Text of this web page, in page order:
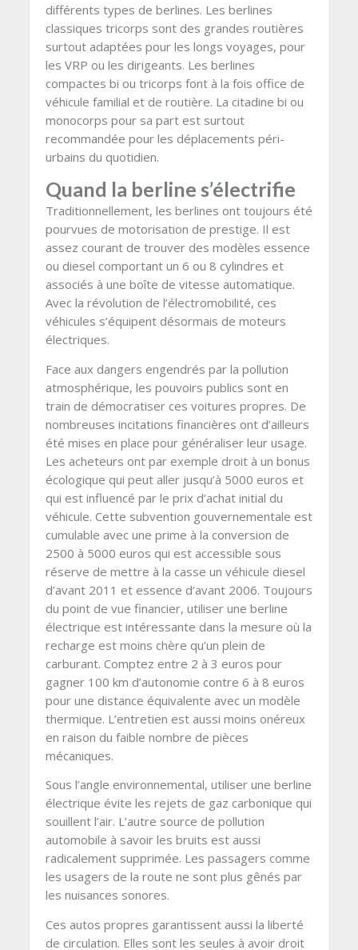
différents types de berlines. Les berlines
classiques tricorps sont des grandes routières
surtout adaptées pour les longs voyages, pour
les VRP ou les dirigeants. Les berlines
compactes bi ou tricorps font à la fois office de
véhicule familial et de routière. La citadine bi ou
monocorps pour sa part est surtout
recommandée pour les déplacements péri-
urbains du quotidien.
Quand la berline s’électrifie
Traditionnellement, les berlines ont toujours été
pourvues de motorisation de prestige. Il est
assez courant de trouver des modèles essence
ou diesel comportant un 6 ou 8 cylindres et
associés à une boîte de vitesse automatique.
Avec la révolution de l’électromobilité, ces
véhicules s’équipent désormais de moteurs
électriques.
Face aux dangers engendrés par la pollution
atmosphérique, les pouvoirs publics sont en
train de démocratiser ces voitures propres. De
nombreuses incitations financières ont d’ailleurs
été mises en place pour généraliser leur usage.
Les acheteurs ont par exemple droit à un bonus
écologique qui peut aller jusqu’à 5000 euros et
qui est influencé par le prix d’achat initial du
véhicule. Cette subvention gouvernementale est
cumulable avec une prime à la conversion de
2500 à 5000 euros qui est accessible sous
réserve de mettre à la casse un véhicule diesel
d’avant 2011 et essence d’avant 2006. Toujours
du point de vue financier, utiliser une berline
électrique est intéressante dans la mesure où la
recharge est moins chère qu’un plein de
carburant. Comptez entre 2 à 3 euros pour
gagner 100 km d’autonomie contre 6 à 8 euros
pour une distance équivalente avec un modèle
thermique. L’entretien est aussi moins onéreux
en raison du faible nombre de pièces
mécaniques.
Sous l’angle environnemental, utiliser une berline
électrique évite les rejets de gaz carbonique qui
souillent l’air. L’autre source de pollution
automobile à savoir les bruits est aussi
radicalement supprimée. Les passagers comme
les usagers de la route ne sont plus gênés par
les nuisances sonores.
Ces autos propres garantissent aussi la liberté
de circulation. Elles sont les seules à avoir droit